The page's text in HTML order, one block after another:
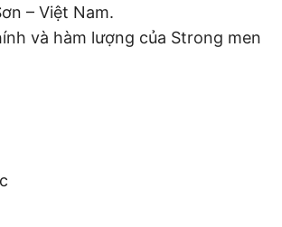
– Việt Nam.
và hàm lượng của Strong men